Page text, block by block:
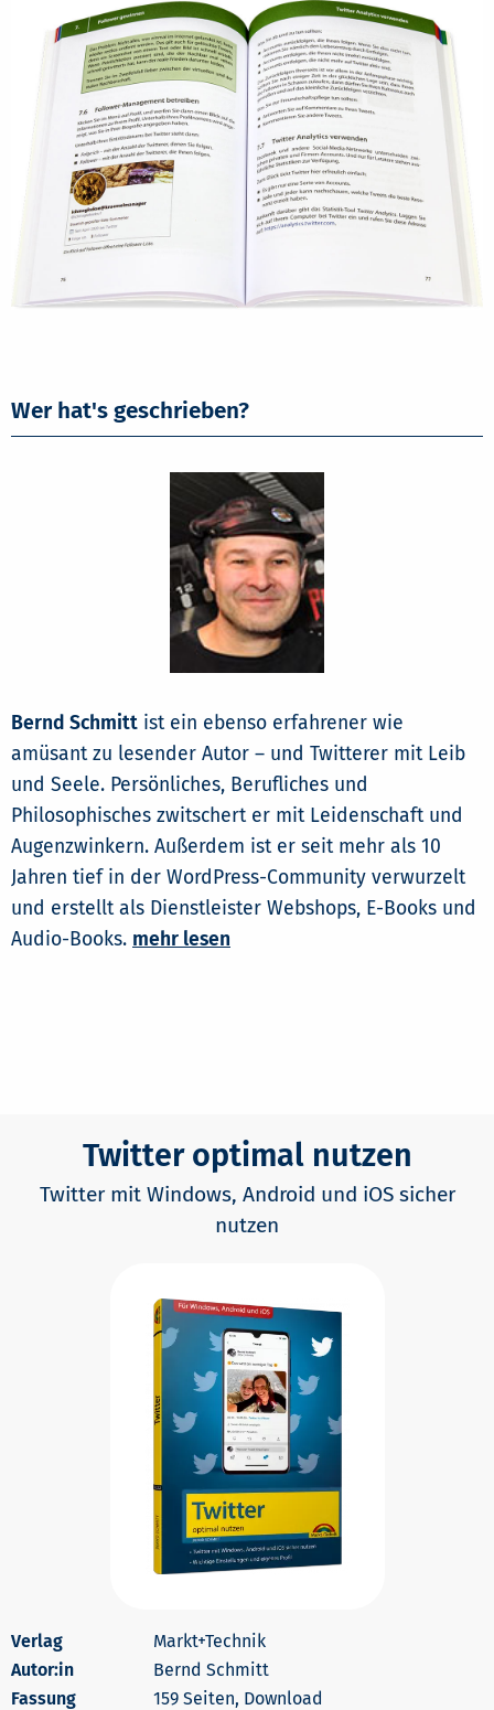
Wer hat's geschrieben?
Bernd Schmitt ist ein ebenso erfahrener wie
amüsant zu lesender Autor – und Twitterer mit Leib
und Seele. Persönliches, Berufliches und
Philosophisches zwitschert er mit Leidenschaft und
Augenzwinkern. Außerdem ist er seit mehr als 10
Jahren tief in der WordPress-Community verwurzelt
und erstellt als Dienstleister Webshops, E-Books und
Audio-Books. mehr lesen
Twitter optimal nutzen
Twitter mit Windows, Android und iOS sicher
nutzen
Markt+Technik
Autor:in
Bernd Schmitt
159 Seiten, Download